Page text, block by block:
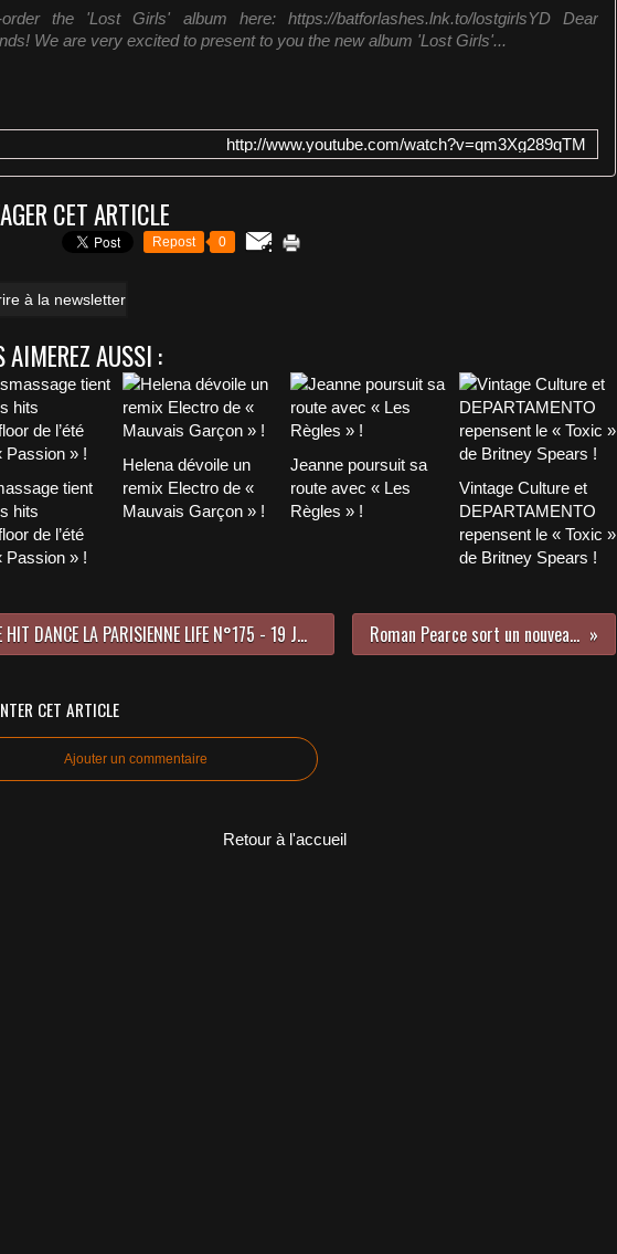
order the 'Lost Girls' album here: https://batforlashes.lnk.to/lostgirlsYD Dear
We are very excited to present to you the new album 'Lost Girls'...
http://www.youtube.com/watch?v=qm3Xg289qTM
CET ARTICLE
Repost 0
à la newsletter
AIMEREZ AUSSI :
tient
hits
de l’été
Passion » !
Helena dévoile un
remix Electro de «
Mauvais Garçon » !
Jeanne poursuit sa
route avec « Les
Règles » !
Vintage Culture et
DEPARTAMENTO
repensent le « Toxic »
de Britney Spears !
LE HIT DANCE LA PARISIENNE LIFE N°175 - 19 JUILLET 2019 Roman Pearce sort un nouveau titre !
CET ARTICLE
Ajouter un commentaire
Retour à l'accueil